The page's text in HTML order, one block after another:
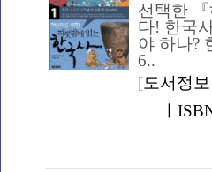
선택한
다! 한국
야 하나?
6..
[도서정
ㅣ